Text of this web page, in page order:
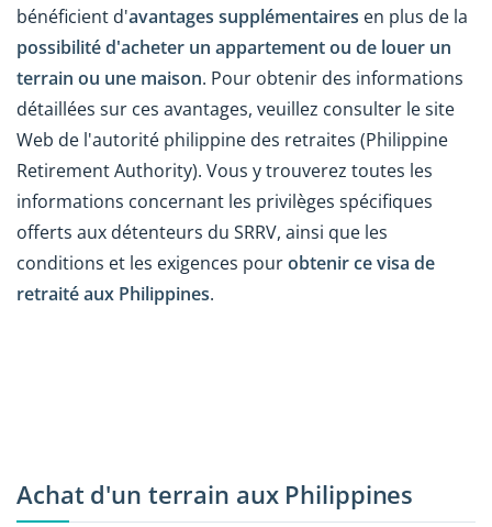
bénéficient d'avantages supplémentaires en plus de la
possibilité d'acheter un appartement ou de louer un
terrain ou une maison. Pour obtenir des informations
détaillées sur ces avantages, veuillez consulter le site
Web de l'autorité philippine des retraites (Philippine
Retirement Authority). Vous y trouverez toutes les
informations concernant les privilèges spécifiques
offerts aux détenteurs du SRRV, ainsi que les
conditions et les exigences pourobtenir ce visa de
retraité aux Philippines.
Achat d'un terrain aux Philippines